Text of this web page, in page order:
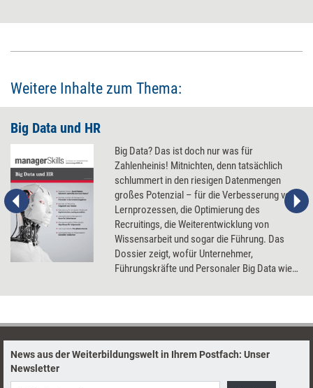
Weitere Inhalte zum Thema:
Big Data und HR
Big Data? Das ist doch nur was für
Zahlenheinis! Mitnichten, denn tatsächlich
schlummert in den riesigen Datenmengen
großes Potenzial – für die Verbesserung von
Lernprozessen, die Optimierung des
Recruitings, die Weiterentwicklung von
Wissensarbeit und sogar die Führung. Das
Dossier zeigt, wofür Unternehmer,
Führungskräfte und Personaler Big Data wie
News aus der Weiterbildungswelt in Ihrem Postfach: Unser
Newsletter